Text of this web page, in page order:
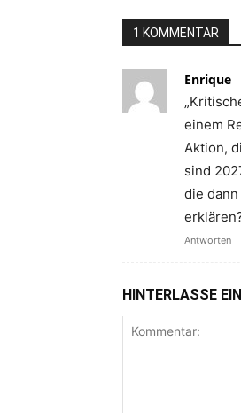
1 KOMMENTAR
Enrique
einem
Aktion,
sind
die
Antworten
HINTERLASSE